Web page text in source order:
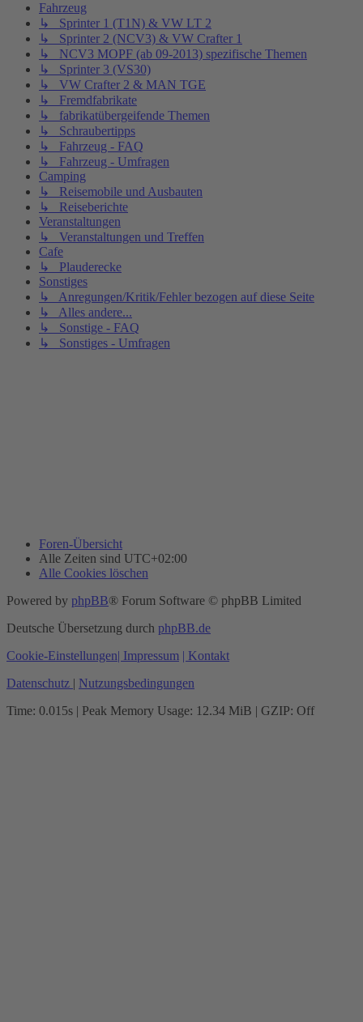
Fahrzeug
↳ Sprinter 1 (T1N) & VW LT 2
↳ Sprinter 2 (NCV3) & VW Crafter 1
↳ NCV3 MOPF (ab 09-2013) spezifische Themen
↳ Sprinter 3 (VS30)
↳ VW Crafter 2 & MAN TGE
↳ Fremdfabrikate
↳ fabrikatübergeifende Themen
↳ Schraubertipps
↳ Fahrzeug - FAQ
↳ Fahrzeug - Umfragen
Camping
↳ Reisemobile und Ausbauten
↳ Reiseberichte
Veranstaltungen
↳ Veranstaltungen und Treffen
Cafe
↳ Plauderecke
Sonstiges
↳ Anregungen/Kritik/Fehler bezogen auf diese Seite
↳ Alles andere...
↳ Sonstige - FAQ
↳ Sonstiges - Umfragen
Foren-Übersicht
Alle Zeiten sind UTC+02:00
Alle Cookies löschen
Powered by phpBB® Forum Software © phpBB Limited
Deutsche Übersetzung durch phpBB.de
Cookie-Einstellungen| Impressum | Kontakt
Datenschutz | Nutzungsbedingungen
Time: 0.015s | Peak Memory Usage: 12.34 MiB | GZIP: Off